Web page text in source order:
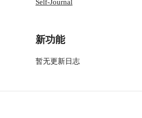
自动归档</td></tr><tr><td>&gt;</
<td>&lt;</td><td>计划</td><td>从
<td>支持Markdown</td></tr></table> > >
Self-Journal
新功能
暂无更新日志